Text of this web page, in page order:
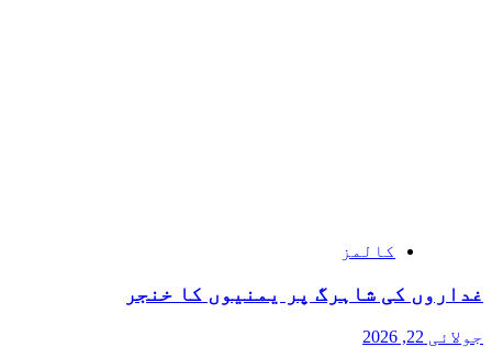
کالمز
غداروں کی شاہرگ پر یمنیوں کا خنجر
جولائی 22, 2026